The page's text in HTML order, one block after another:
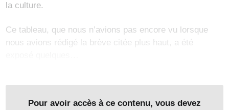
la culture.
Ce tableau, que nous n’avions pas encore vu lorsque
nous avions rédigé la brève citée plus haut, a été
Pour avoir accès à ce contenu, vous devez